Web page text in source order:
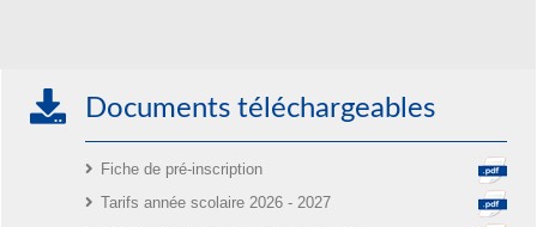
Documents téléchargeables
Fiche de pré-inscription
Tarifs année scolaire 2026 - 2027